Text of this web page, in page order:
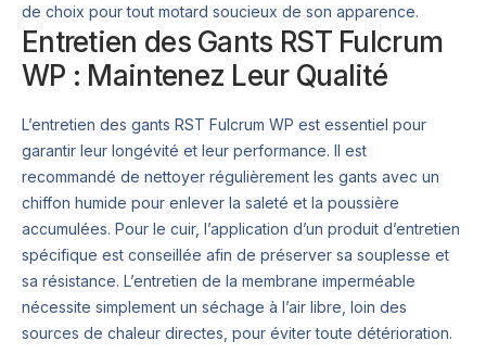
de choix pour tout motard soucieux de son apparence.
Entretien des Gants RST Fulcrum
WP : Maintenez Leur Qualité
L’entretien des gants RST Fulcrum WP est essentiel pour
garantir leur longévité et leur performance. Il est
recommandé de nettoyer régulièrement les gants avec un
chiffon humide pour enlever la saleté et la poussière
accumulées. Pour le cuir, l’application d’un produit d’entretien
spécifique est conseillée afin de préserver sa souplesse et
sa résistance. L’entretien de la membrane imperméable
nécessite simplement un séchage à l’air libre, loin des
sources de chaleur directes, pour éviter toute détérioration.